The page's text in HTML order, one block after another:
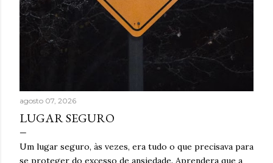
s
agosto 07, 2026
LUGAR SEGURO
Um lugar seguro, às vezes, era tudo o que precisava para
se proteger do excesso de ansiedade. Aprendera que a